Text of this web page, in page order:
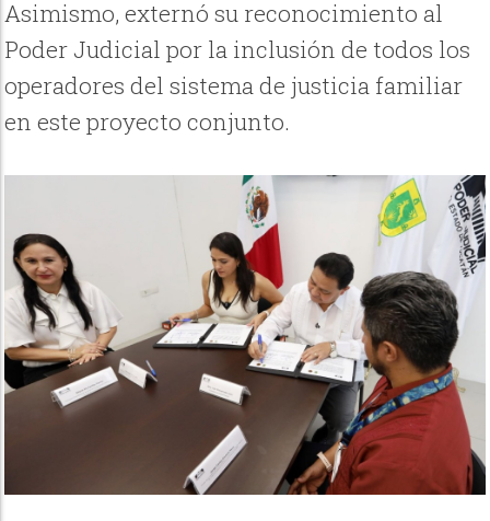
Asimismo, externó su reconocimiento al
Poder Judicial por la inclusión de todos los
operadores del sistema de justicia familiar
en este proyecto conjunto.